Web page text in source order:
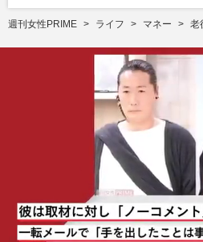
週刊女性PRIME ライフ マネー 老